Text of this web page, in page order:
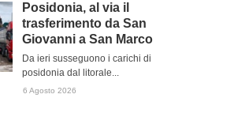
Posidonia, al via il
trasferimento da San
Giovanni a San Marco
Da ieri susseguono i carichi di
posidonia dal litorale...
6 Agosto 2026